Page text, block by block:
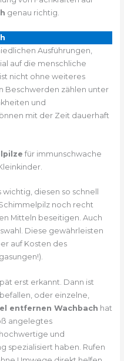
genau richtig.
Ausführungen,
auf die menschliche
nicht ohne weiteres
Beschwerden zählen unter
und
mit der Zeit dauerhaft
für immunschwache
wichtig, diesen so schnell
noch recht
Mitteln beseitigen. Auch
Diese gewährleisten
auf Kosten des
erst erkannt. Dann ist
oder einzelne,
entfernen Wachbach hat
angelegtes
und
spezialisiert haben. Rufen